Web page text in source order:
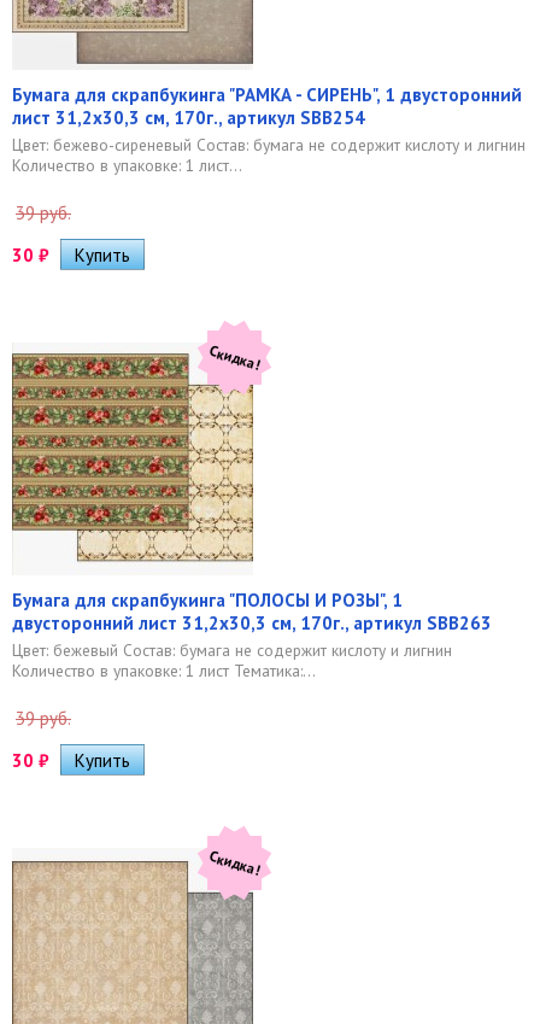
Бумага для скрапбукинга "РАМКА - СИРЕНЬ", 1 двусторонний
лист 31,2х30,3 см, 170г., артикул SBB254
Цвет: бежево-сиреневый Состав: бумага не содержит кислоту и лигнин
Количество в упаковке: 1 лист...
39 руб.
30 ₽
Скидка!
Бумага для скрапбукинга "ПОЛОСЫ И РОЗЫ", 1
двусторонний лист 31,2х30,3 см, 170г., артикул SBB263
Цвет: бежевый Состав: бумага не содержит кислоту и лигнин
Количество в упаковке: 1 лист Тематика:...
39 руб.
30 ₽
Скидка!